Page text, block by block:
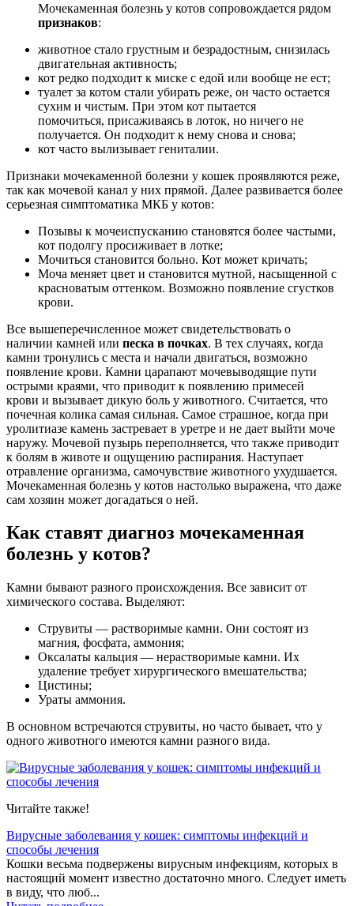
Мочекаменная болезнь у котов сопровождается рядом
признаков:
животное стало грустным и безрадостным, снизилась
двигательная активность;
кот редко подходит к миске с едой или вообще не ест;
туалет за котом стали убирать реже, он часто остается
сухим и чистым. При этом кот пытается
помочиться, присаживаясь в лоток, но ничего не
получается. Он подходит к нему снова и снова;
кот часто вылизывает гениталии.
Признаки мочекаменной болезни у кошек проявляются реже,
так как мочевой канал у них прямой. Далее развивается более
серьезная симптоматика МКБ у котов:
Позывы к мочеиспусканию становятся более частыми,
кот подолгу просиживает в лотке;
Мочиться становится больно. Кот может кричать;
Моча меняет цвет и становится мутной, насыщенной с
красноватым оттенком. Возможно появление сгустков
крови.
Все вышеперечисленное может свидетельствовать о
наличии камней или песка в почках. В тех случаях, когда
камни тронулись с места и начали двигаться, возможно
появление крови. Камни царапают мочевыводящие пути
острыми краями, что приводит к появлению примесей
крови и вызывает дикую боль у животного. Считается, что
почечная колика самая сильная. Самое страшное, когда при
уролитиазе камень застревает в уретре и не дает выйти моче
наружу. Мочевой пузырь переполняется, что также приводит
к болям в животе и ощущению распирания. Наступает
отравление организма, самочувствие животного ухудшается.
Мочекаменная болезнь у котов настолько выражена, что даже
сам хозяин может догадаться о ней.
Как ставят диагноз мочекаменная
болезнь у котов?
Камни бывают разного происхождения. Все зависит от
химического состава. Выделяют:
Струвиты — растворимые камни. Они состоят из
магния, фосфата, аммония;
Оксалаты кальция — нерастворимые камни. Их
удаление требует хирургического вмешательства;
Цистины;
Ураты аммония.
В основном встречаются струвиты, но часто бывает, что у
одного животного имеются камни разного вида.
Читайте также!
Вирусные заболевания у кошек: симптомы инфекций и
способы лечения
Кошки весьма подвержены вирусным инфекциям, которых в
настоящий момент известно достаточно много. Следует иметь
в виду, что люб...